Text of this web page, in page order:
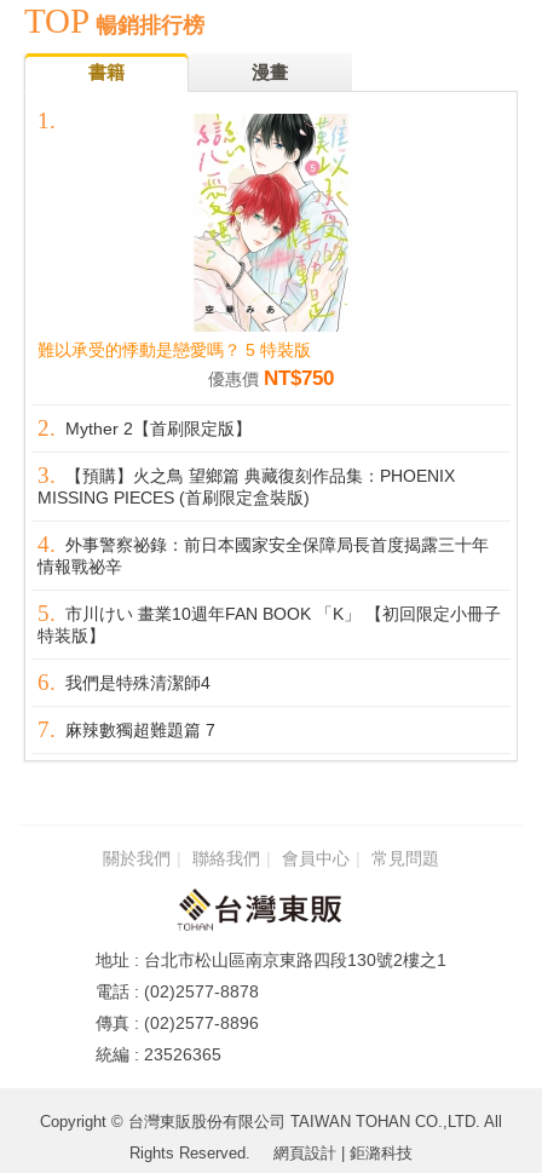
TOP 暢銷排行榜
書籍 漫畫
難以承受的悸動是戀愛嗎？ 5 特裝版
優惠價 NT$750
Myther 2【首刷限定版】
【預購】火之鳥 望鄉篇 典藏復刻作品集：PHOENIX
MISSING PIECES (首刷限定盒裝版)
外事警察祕錄：前日本國家安全保障局長首度揭露三十年
情報戰祕辛
市川けい 畫業10週年FAN BOOK 「K」 【初回限定小冊子
特装版】
我們是特殊清潔師4
麻辣數獨超難題篇 7
關於我們 聯絡我們 會員中心 常見問題
台北市松山區南京東路四段130號2樓之1
(02)2577-8878
(02)2577-8896
23526365
Copyright © 台灣東販股份有限公司 TAIWAN TOHAN CO.,LTD. All
Rights Reserved.
網頁設計 | 鉅潞科技